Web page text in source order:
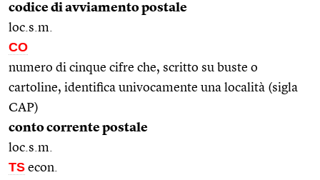
codice di avviamento postale
loc.s.m.
CO
numero di cinque cifre che, scritto su buste o
cartoline, identifica univocamente una località (sigla
CAP)
conto corrente postale
loc.s.m.
TS econ.